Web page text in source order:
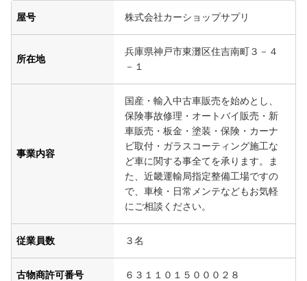
屋号 株式会社カーショップサプリ
所在地
兵庫県神戸市東灘区住吉南町３－４
－１
事業内容
国産・輸入中古車販売を始めとし、
保険事故修理・オートバイ販売・新
車販売・板金・塗装・保険・カーナ
ビ取付・ガラスコーティング施工な
ど車に関する事全てを承ります。ま
た、近畿運輸局指定整備工場ですの
で、車検・日常メンテなどもお気軽
にご相談ください。
従業員数 ３名
古物商許可番号 ６３１１０１５０００２８